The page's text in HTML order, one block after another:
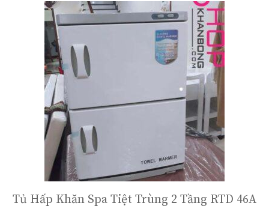
Tủ Hấp Khăn Spa Tiệt Trùng 2 Tầng RTD 46A